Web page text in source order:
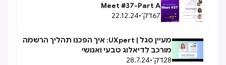
Meet #37-Part A
67דק׳•
22.12.24
מעיין סגל | UXpert: איך הפכנו תהליך הרשמה
מורכב לדיאלוג טבעי ואנושי
28דק׳•
28.7.24